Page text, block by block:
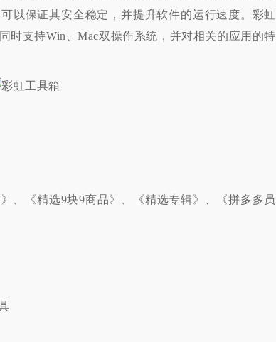
以保证其安全稳定，并提升软件的运行速度。彩虹
时支持Win、Mac双操作系统，并对相关的应用的特
、《精选9块9商品》、《精选专辑》、《拼多多员